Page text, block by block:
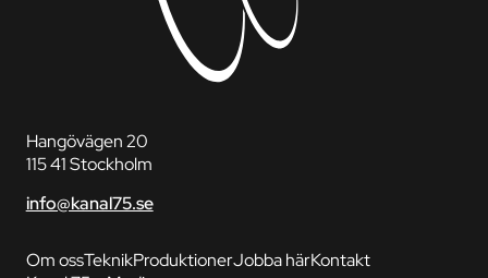
Hangövägen 20
115 41 Stockholm
info@kanal75.se
Om ossTeknikProduktionerJobba härKontakt